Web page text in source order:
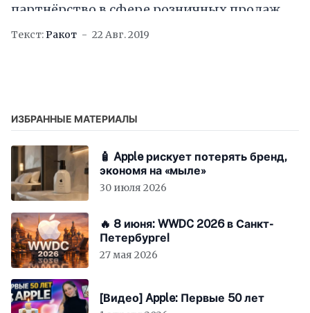
партнёрство в сфере розничных продаж.
Компании объявили об открытии первого
Текст:Ракот 22 Авг. 2019
ИЗБРАННЫЕ МАТЕРИАЛЫ
🧴 Apple рискует потерять бренд,
экономя на «мыле»
30 июля 2026
🔥 8 июня: WWDC 2026 в Санкт-
Петербурге!
27 мая 2026
[Видео] Apple: Первые 50 лет